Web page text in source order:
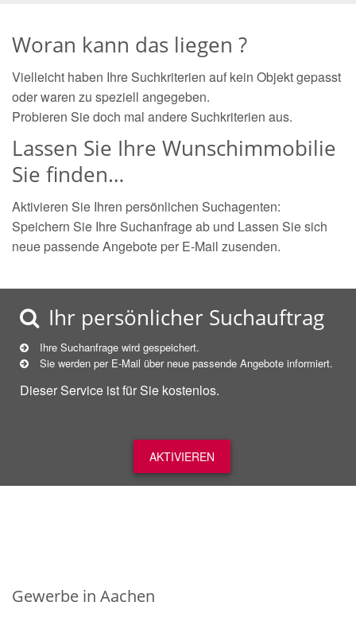
Woran kann das liegen ?
Vielleicht haben Ihre Suchkriterien auf kein Objekt gepasst
oder waren zu speziell angegeben.
Probieren Sie doch mal andere Suchkriterien aus.
Lassen Sie Ihre Wunschimmobilie
Sie finden…
Aktivieren Sie Ihren persönlichen Suchagenten:
Speichern Sie Ihre Suchanfrage ab und Lassen Sie sich
neue passende Angebote per E-Mail zusenden.
Ihr persönlicher Suchauftrag
Ihre Suchanfrage wird gespeichert.
Sie werden per E-Mail über neue passende Angebote informiert.
Dieser Service ist für Sie kostenlos.
AKTIVIEREN
Gewerbe in Aachen